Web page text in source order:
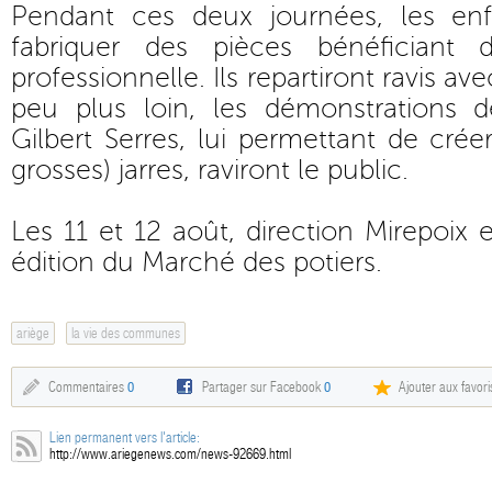
Pendant ces deux journées, les
fabriquer des pièces bénéficiant
professionnelle. Ils repartiront ravis
peu plus loin, les démonstrations
Gilbert Serres, lui permettant de
grosses) jarres, raviront le public.
Les 11 et 12 août, direction Mirepoix
édition du Marché des potiers.
ariège la vie des communes
Commentaires 0 Partager sur Facebook0 Ajouter aux
Lien permanent vers l'article:
http://www.ariegenews.com/news-92669.html